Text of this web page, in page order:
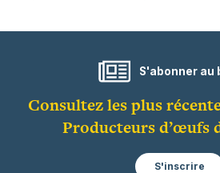
S'abonner au
Consultez les plus
Producteurs d’œufs
S'inscrire